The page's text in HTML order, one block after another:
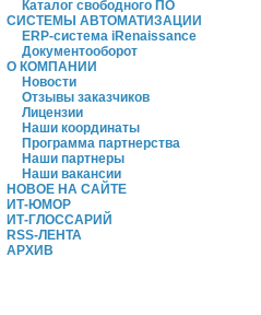
Каталог свободного ПО
СИСТЕМЫ АВТОМАТИЗАЦИИ
ERP-система iRenaissance
Документооборот
О КОМПАНИИ
Новости
Отзывы заказчиков
Лицензии
Наши координаты
Программа партнерства
Наши партнеры
Наши вакансии
НОВОЕ НА САЙТЕ
ИТ-ЮМОР
ИТ-ГЛОССАРИЙ
RSS-ЛЕНТА
АРХИВ